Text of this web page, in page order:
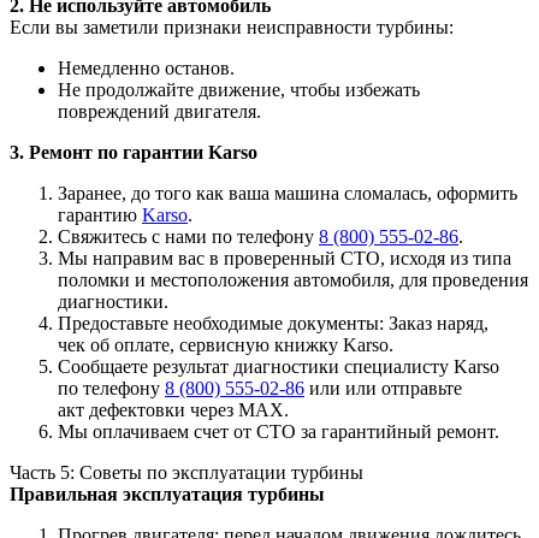
2. Не используйте автомобиль
Если вы заметили признаки неисправности турбины:
Немедленно останов.
Не продолжайте движение, чтобы избежать
повреждений двигателя.
3. Ремонт по гарантии Karso
Заранее, до того как ваша машина сломалась, оформить
гарантию Karso.
Свяжитесь с нами по телефону 8 (800) 555-02-86.
Мы направим вас в проверенный СТО, исходя из типа
поломки и местоположения автомобиля, для проведения
диагностики.
Предоставьте необходимые документы: Заказ наряд,
чек об оплате, сервисную книжку Karso.
Сообщаете результат диагностики специалисту Karso
по телефону 8 (800) 555-02-86 или или отправьте
акт дефектовки через MAX.
Мы оплачиваем счет от СТО за гарантийный ремонт.
Часть 5: Советы по эксплуатации турбины
Правильная эксплуатация турбины